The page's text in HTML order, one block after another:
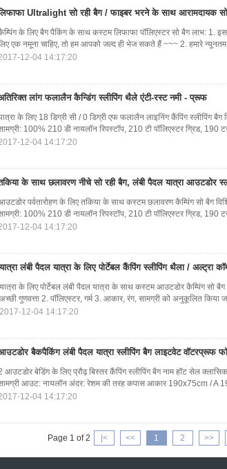
Ultralight सो रही बैग / फाइबर भरने के साथ आरामदायक सो
के लिए बैग पैकिंग के साथ कस्टम लिफाफा पॉलिएस्टर सो बैग लाभ: 1.
एक नमूना चाहिए, तो हम आपको जल्द ही भेज सकते हैं ~~~ 2. हमारे
12-04 14:17:20
लांग फलालैन कैन्डिंग स्लीपिंग थैले एंटी-रस्ट नमी - प्रूफ
के लिए 18 डिग्री सी / 0 डिग्री एफ फलालैन लाइनिंग कैंपिंग स्लीपिंग
100% 210 डी नायलॉन रिपस्टॉप, 210 टी पॉलिएस्टर ग्रिड, 190
12-04 14:17:20
के साथ छलावरण नीचे सो रही बैग, लंबी पैदल यात्रा आउटडोर
पर्वतारोहण के लिए तकिया के साथ कस्टम छलावरण कैम्पिंग सो बैग
100% 210 डी नायलॉन रिपस्टॉप, 210 टी पॉलिएस्टर ग्रिड, 190
12-04 14:17:20
यात्रा लंबी पैदल यात्रा के लिए पोर्टेबल कैंपिंग स्लीपिंग थैला / अल्ट्रा
यात्रा के लिए पोर्टेबल लंबी पैदल यात्रा के साथ कस्टम आउटडोर कैम्पिंग सो
अच्छी गुणवत्ता 2. पॉलिएस्टर, गर्म 3. आकार, रंग, सामग्री को अनुकूलित किया
2017-12-04 14:17:20
बैकपैकिंग लंबी पैदल यात्रा स्लीपिंग बैग लाइटवेट वॉटरप्रूफ
आउटडोर बेडिंग के लिए प्रौढ़ बिस्तर कैंपिंग स्लीपिंग बैग नाम हॉट सेल
आउट: नायलॉन अंदर: रेशम की तरह कपास आकार 190x75cm / A
12-04 14:17:20
Page 1 of 2 |< << 1 2 >>